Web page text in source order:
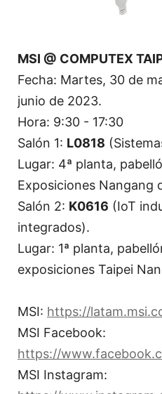
MSI @ COMPUTEX
Fecha: Martes, 30 de
junio de 2023.
Hora: 9:30 - 17:30
Salón 1: L0818
Lugar: 4ª planta,
Exposiciones Nangang
Salón 2: K0616 (IoT
integrados).
Lugar: 1ª planta,
exposiciones Taipei
MSI: https://
MSI Facebook:
https://
MSI Instagram: